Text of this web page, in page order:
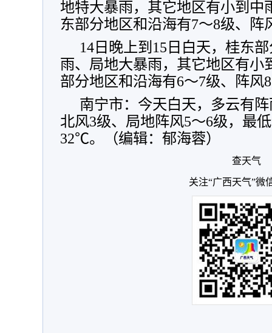
地特大暴雨，其它地区有小到中
东部分地区和沿海有7～8级、阵
14日晚上到15日白天，桂东
雨、局地大暴雨，其它地区有小
部分地区和沿海有6～7级、阵风
南宁市：今天白天，多云有
北风3级、局地阵风5～6级，最
32℃。（编辑：郁海蓉）
查天气
关注“广西天气”微